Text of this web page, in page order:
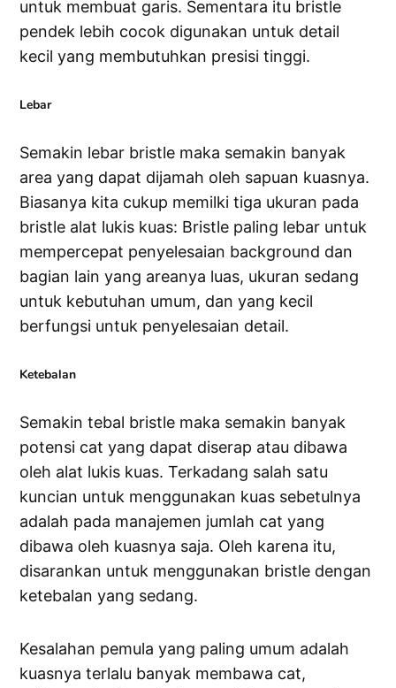
untuk membuat garis. Sementara itu bristle
pendek lebih cocok digunakan untuk detail
kecil yang membutuhkan presisi tinggi.
Lebar
Semakin lebar bristle maka semakin banyak
area yang dapat dijamah oleh sapuan kuasnya.
Biasanya kita cukup memilki tiga ukuran pada
bristle alat lukis kuas: Bristle paling lebar untuk
mempercepat penyelesaian background dan
bagian lain yang areanya luas, ukuran sedang
untuk kebutuhan umum, dan yang kecil
berfungsi untuk penyelesaian detail.
Ketebalan
Semakin tebal bristle maka semakin banyak
potensi cat yang dapat diserap atau dibawa
oleh alat lukis kuas. Terkadang salah satu
kuncian untuk menggunakan kuas sebetulnya
adalah pada manajemen jumlah cat yang
dibawa oleh kuasnya saja. Oleh karena itu,
disarankan untuk menggunakan bristle dengan
ketebalan yang sedang.
Kesalahan pemula yang paling umum adalah
kuasnya terlalu banyak membawa cat,